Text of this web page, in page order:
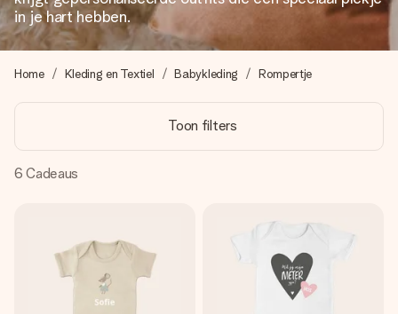
ons met een 4,7 op Google Reviews
Je maakt in een paar stappen iets unieks – met haar naam,
jullie foto of een boodschap die raakt. Zonder gedoe, maar
met alle aandacht voor het moment.
in je hart hebben.
Home Kleding en Textiel Babykleding Rompertje
Toon filters
6 Cadeaus